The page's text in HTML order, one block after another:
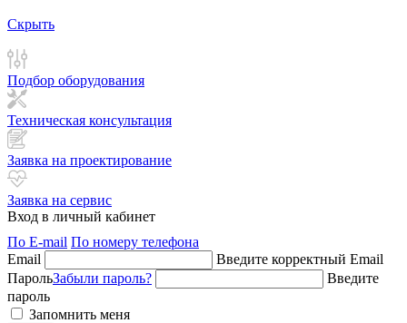
Скрыть
Подбор оборудования
Техническая консультация
Заявка на проектирование
Заявка на сервис
Вход в личный кабинет
По E-mail По номеру телефона
Email
Введите корректный Email
ПарольЗабыли пароль?
Введите
пароль
Запомнить меня